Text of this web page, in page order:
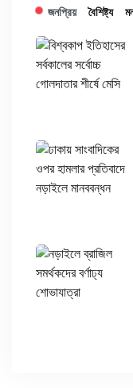
জনপ্রিয় বৈশিষ্ট্য